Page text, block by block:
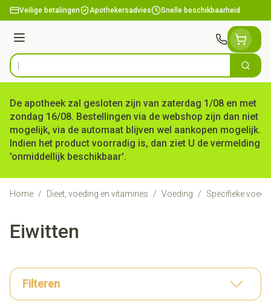
Ga naar de inhoud
Veilige betalingen Apothekersadvies Snelle beschikbaarheid
Menu
Product, merk, categorie... Zoek
De apotheek zal gesloten zijn van zaterdag 1/08 en met
zondag 16/08. Bestellingen via de webshop zijn dan niet
mogelijk, via de automaat blijven wel aankopen mogelijk.
Indien het product voorradig is, dan ziet U de vermelding
'onmiddellijk beschikbaar'.
Home / Dieet, voeding en vitamines / Voeding / Specifieke
Eiwitten
Filteren